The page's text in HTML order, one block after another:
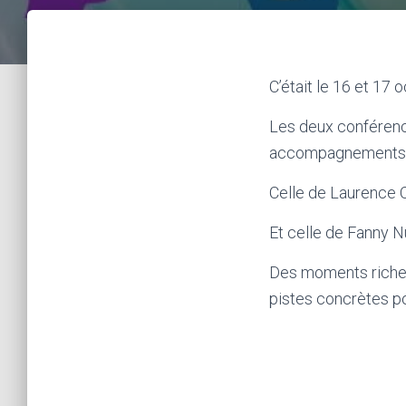
C’était le 16 et 17
Les deux
Celle de Laurence
Et celle de Fanny
Des moments
pistes concrètes